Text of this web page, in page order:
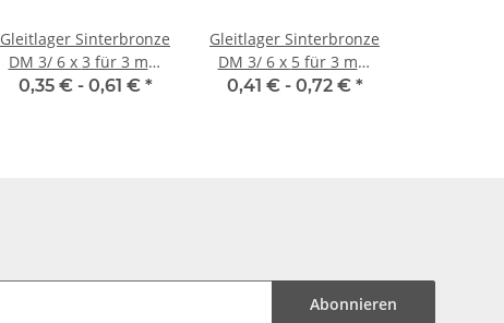
Gleitlager Sinterbronze
DM 3/ 6 x 3 für 3 mm
Welle
0,35 € - 0,61 € *
Gleitlager Sinterbronze
DM 3/ 6 x 5 für 3 mm
Welle
0,41 € - 0,72 € *
Abonnieren